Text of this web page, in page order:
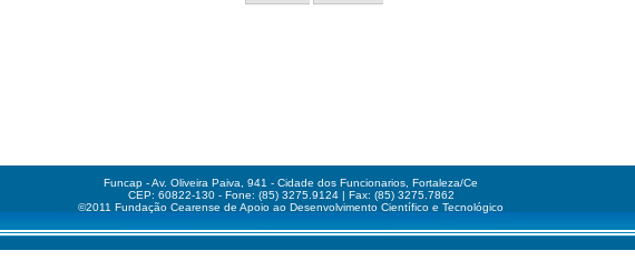
Funcap - Av. Oliveira Paiva, 941 - Cidade dos Funcionarios, Fortaleza/Ce
CEP: 60822-130 - Fone: (85) 3275.9124 | Fax: (85) 3275.7862
©2011 Fundação Cearense de Apoio ao Desenvolvimento Científico e Tecnológico